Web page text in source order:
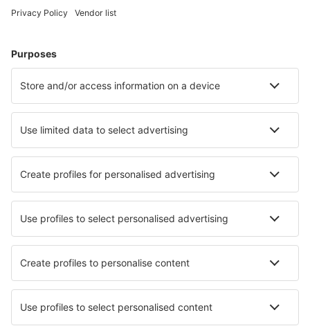
Hotely v Německu - Oblíbená města
Hotely v Heringsdorfu Hotely in Zingst
Hotely in Röbel/Müritz Hotely in Wittmund
Hotely in Thale Hotely in Augsburg
Nejlepší hotely - města
Hotely in Portland Hotely in Canfranc-Estancion
Hotely in Maffe Hotely in Volimes Hotely in Pootsi
Hotely in Skippers Hotely v Rajnochovicích